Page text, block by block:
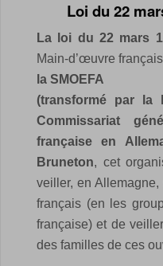
Loi du 22
La loi du 22 mars
Main-d’œuvre
la SMOEFA
(transformé par
Commissariat
française en
Bruneton, cet
veiller, en
français (en les
française) et de
des familles de ces